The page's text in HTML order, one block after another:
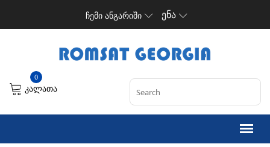
ჩემი ანგარიში ენა
0
კალათა